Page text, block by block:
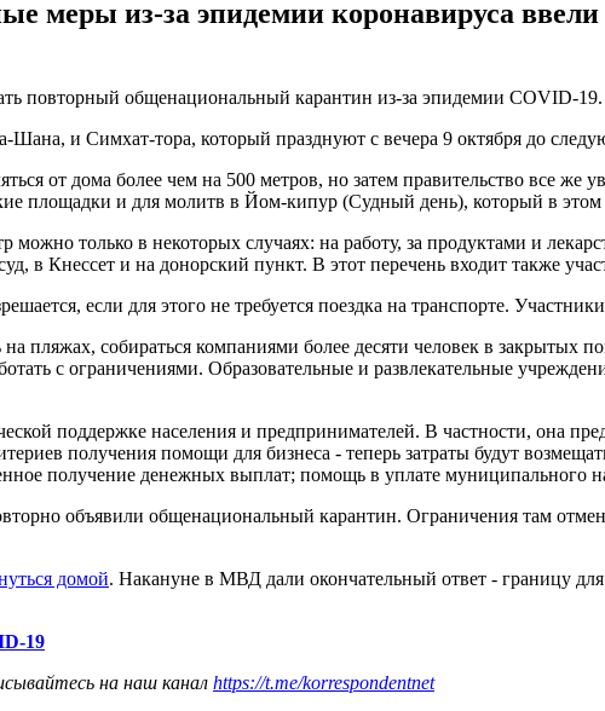
меры из-за эпидемии коронавируса ввели
повторный общенациональный карантин из-за эпидемии COVID-
Шана, и Симхат-тора, который празднуют с вечера 9 октября до
от дома более чем на 500 метров, но затем правительство все
площадки и для молитв в Йом-кипур (Судный день), который в этом
можно только в некоторых случаях: на работу, за продуктами и
в Кнессет и на донорский пункт. В этот перечень входит также
если для этого не требуется поездка на транспорте.
пляжах, собираться компаниями более десяти человек в закрытых
с ограничениями. Образовательные и развлекательные
поддержке населения и предпринимателей. В частности, она
получения помощи для бизнеса - теперь затраты будут
получение денежных выплат; помощь в уплате муниципального
объявили общенациональный карантин. Ограничения там
домой. Накануне в МВД дали окончательный ответ - границу
19
на наш канал https://t.me/korrespondentnet